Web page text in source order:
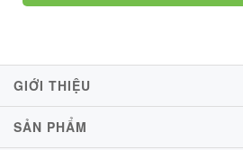
GIỚI THIỆU
SẢN PHẨM